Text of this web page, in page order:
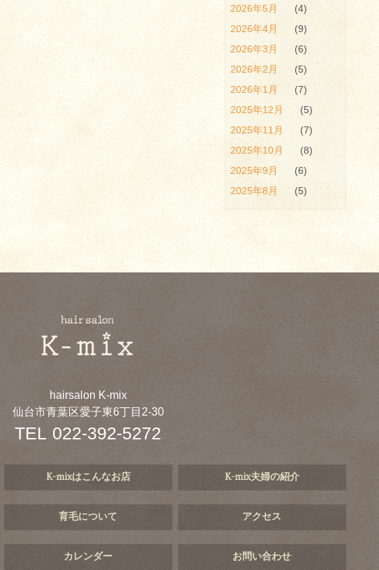
2026年5月
(4)
2026年4月
(9)
2026年3月
(6)
2026年2月
(5)
2026年1月
(7)
2025年12月
(5)
2025年11月
(7)
2025年10月
(8)
2025年9月
(6)
2025年8月
(5)
hairsalon K-mix
仙台市青葉区愛子東6丁目2-30
TEL 022-392-5272
K-mixはこんなお店 K-mix夫婦の紹介
育毛について アクセス
カレンダー お問い合わせ